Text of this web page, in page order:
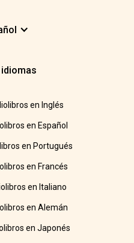
en Inglés
en Español
en Portugués
en Francés
en Italiano
en Alemán
en Japonés